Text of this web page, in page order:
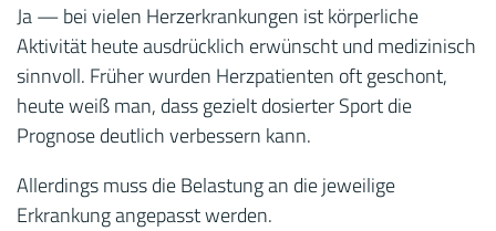
Ja — bei vielen Herzerkrankungen ist körperliche
Aktivität heute ausdrücklich erwünscht und medizinisch
sinnvoll. Früher wurden Herzpatienten oft geschont,
heute weiß man, dass gezielt dosierter Sport die
Prognose deutlich verbessern kann.
Allerdings muss die Belastung an die jeweilige
Erkrankung angepasst werden.